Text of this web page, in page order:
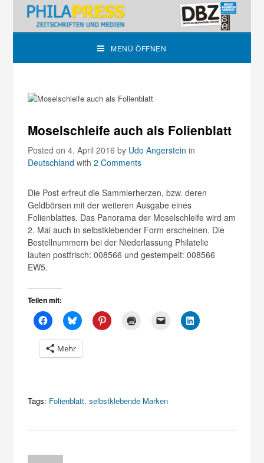
MENÜ ÖFFNEN
Moselschleife auch als Folienblatt
Posted on 4. April 2016by Udo Angerstein in
Deutschland with2 Comments
Die Post erfreut die Sammlerherzen, bzw. deren
Geldbörsen mit der weiteren Ausgabe eines
Folienblattes. Das Panorama der Moselschleife wird am
2. Mai auch in selbstklebender Form erscheinen. Die
Bestellnummern bei der Niederlassung Philatelie
lauten postfrisch: 008566 und gestempelt: 008566
EW5.
Teilen mit:
Mehr
Tags: Folienblatt,selbstklebende Marken